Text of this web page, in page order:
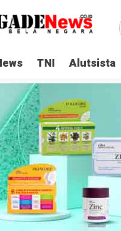
TNI Alutsista